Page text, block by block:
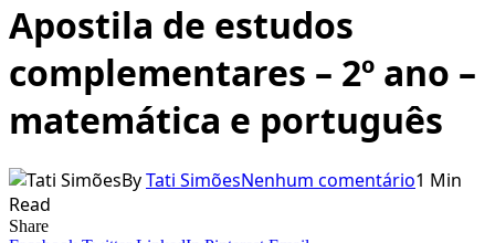
Apostila de estudos
complementares – 2º ano –
matemática e português
ByTati SimõesNenhum comentário1 Min
Read
Share